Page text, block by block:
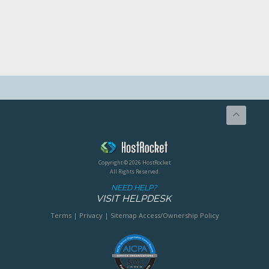
Copyright © 2026 HostRocket
All Rights Reserved.
NEED HELP?
VISIT HELPDESK
Terms| Privacy| Sitemap Access/Ownership Policy